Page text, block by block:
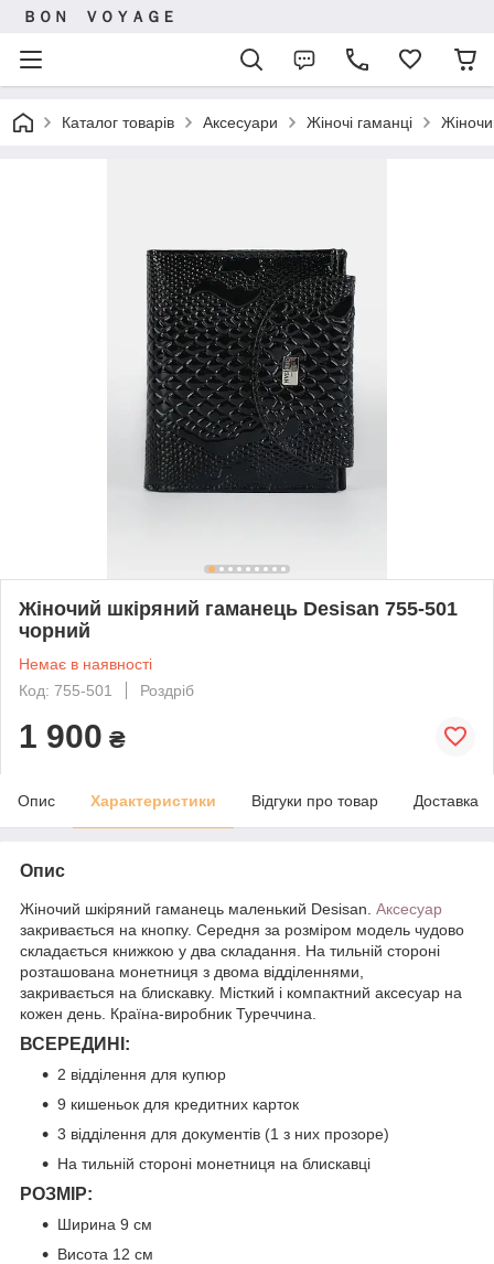
ＢＯＮ ＶＯＹＡＧＥ
Каталог товарів Аксесуари Жіночі гаманці
Жіночий шкіряний гаманець Desisan 755-501
чорний
Немає в наявності
Код: 755-501
Роздріб
1 900 ₴
Опис Характеристики Відгуки про товар Доставка
Опис
Жіночий шкіряний гаманець маленький Desisan. Аксесуар
закривається на кнопку. Середня за розміром модель чудово
складається книжкою у два складання. На тильній стороні
розташована монетниця з двома відділеннями,
закривається на блискавку. Місткий і компактний аксесуар на
кожен день. Країна-виробник Туреччина.
ВСЕРЕДИНІ:
2 відділення для купюр
9 кишеньок для кредитних карток
3 відділення для документів (1 з них прозоре)
На тильній стороні монетниця на блискавці
РОЗМІР:
Ширина 9 см
Висота 12 см